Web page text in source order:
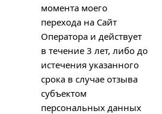
момента моего
перехода на Сайт
Оператора и действует
в течение 3 лет, либо до
истечения указанного
срока в случае отзыва
субъектом
персональных данных